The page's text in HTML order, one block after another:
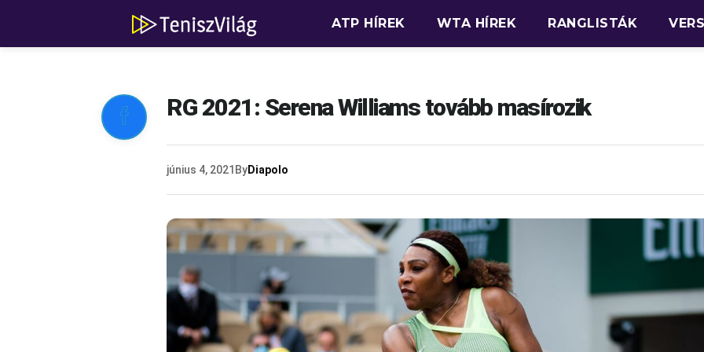
ATP HÍREK WTA HÍREK RANGLISTÁK
 RG 2021: Serena Williams tovább masírozik
június 4, 2021 ByDiapolo